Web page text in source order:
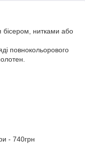
бісером, нитками або
повнокольорового
- 740грн